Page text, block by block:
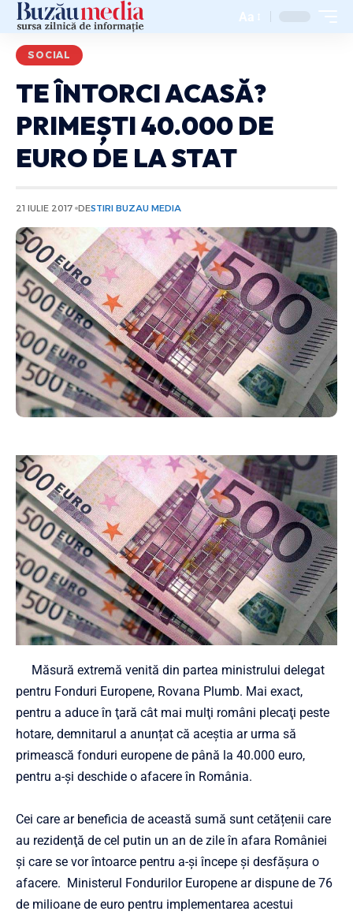
Aa
SOCIAL
TE ÎNTORCI ACASĂ?
PRIMEȘTI 40.000 DE
EURO DE LA STAT
21 IULIE 2017 DESTIRI BUZAU MEDIA
Măsură extremă venită din partea ministrului delegat
pentru Fonduri Europene, Rovana Plumb. Mai exact,
pentru a aduce în ţară cât mai mulţi români plecaţi peste
hotare, demnitarul a anunțat că aceștia ar urma să
primească fonduri europene de până la 40.000 euro,
pentru a-şi deschide o afacere în România.
Cei care ar beneficia de această sumă sunt cetățenii care
au rezidenţă de cel putin un an de zile în afara României
și care se vor întoarce pentru a-şi începe şi desfăşura o
afacere. Ministerul Fondurilor Europene ar dispune de 76
de milioane de euro pentru implementarea acestui